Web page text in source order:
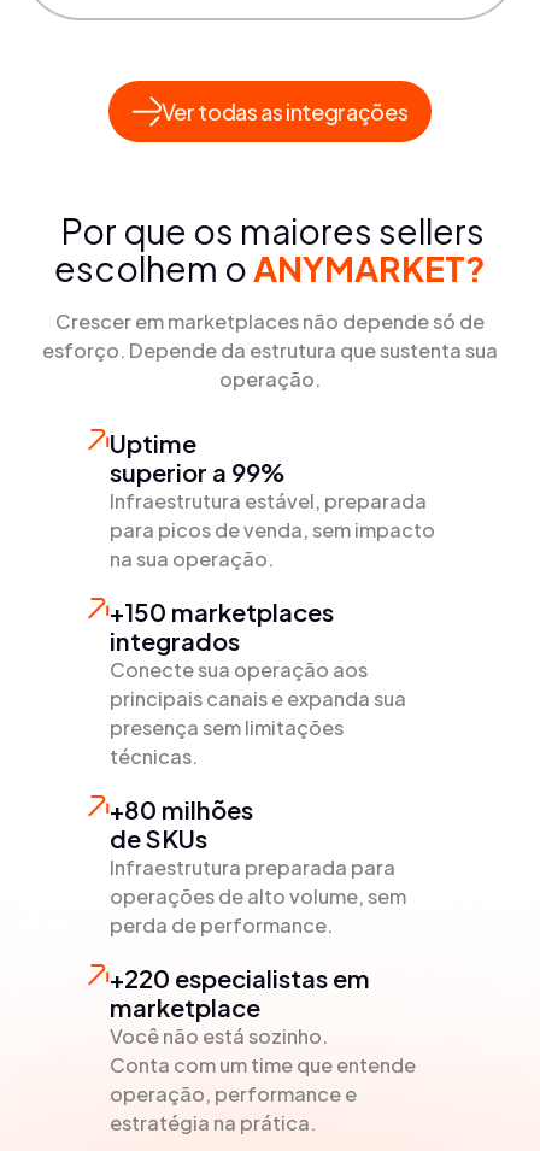
Ver todas as integrações
Por que os maiores sellers
escolhem oANYMARKET?
Crescer em marketplaces não depende só de
esforço. Depende da estrutura que sustenta sua
operação.
Uptime
superior a 99%
Infraestrutura estável, preparada
para picos de venda, sem impacto
na sua operação.
+150 marketplaces
integrados
Conecte sua operação aos
principais canais e expanda sua
presença sem limitações
técnicas.
+80 milhões
de SKUs
Infraestrutura preparada para
operações de alto volume, sem
perda de performance.
+220 especialistas em
marketplace
Você não está sozinho.
Conta com um time que entende
operação, performance e
estratégia na prática.